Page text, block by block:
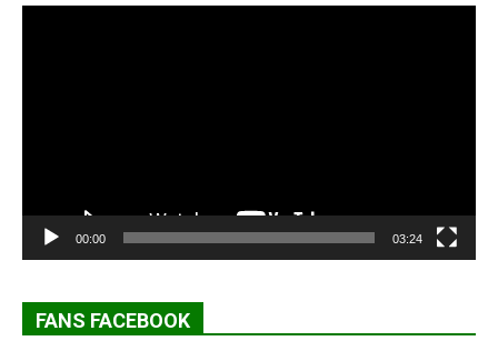
00:00 03:24
FANS FACEBOOK